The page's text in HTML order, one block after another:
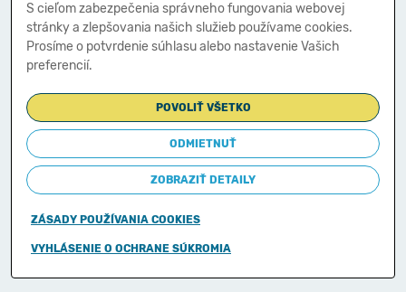
S cieľom zabezpečenia správneho fungovania webovej
stránky a zlepšovania našich služieb používame cookies.
Prosíme o potvrdenie súhlasu alebo nastavenie Vašich
preferencií.
POVOLIŤ VŠETKO
ODMIETNUŤ
ZOBRAZIŤ DETAILY
ZÁSADY POUŽÍVANIA COOKIES
VYHLÁSENIE O OCHRANE SÚKROMIA
Copyright © 2011-2026